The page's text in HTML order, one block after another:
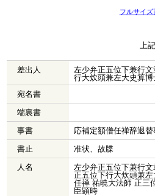
フルサイズ
上
差出人
左少弁正五位下兼行
行大炊頭兼左大史算博
宛名書
端裏書
事書
応補定額僧任禅辞退替
書止
准状、故牒
人名
左少弁正五位下兼行文
正五位下行大炊頭兼左
任禅 祐暁大法師 正三
臣顕時